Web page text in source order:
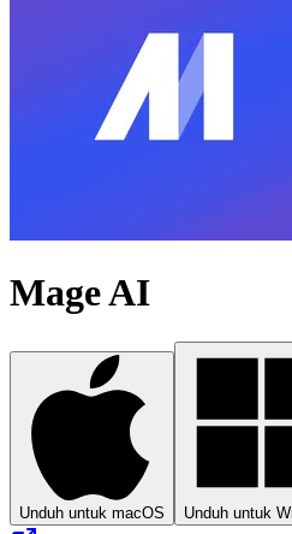
Mage AI
Unduh untuk macOS Unduh untuk